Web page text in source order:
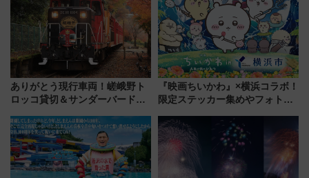
光まとめ（7/28開催）
してみない？
ありがとう現行車両！嵯峨野ト
ロッコ貸切＆サンダーバードレ
斉藤雪乃＆福原トシヒロと行
く！9月13日「京都の鉄道満喫
ツアー」開催
『映画ちいかわ』×横浜コラボ！
限定ステッカー集めやフォトス
いを満喫しよう（花火鑑賞会応
募は7/12まで！）